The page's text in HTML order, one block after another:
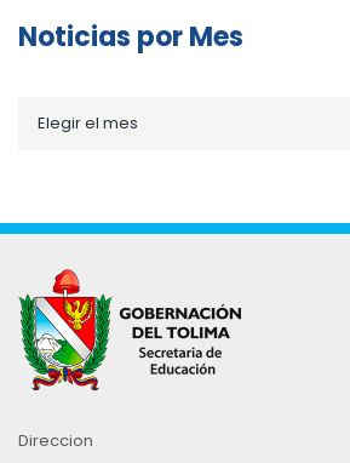
Noticias por Mes
porElegir el mes
Direccion